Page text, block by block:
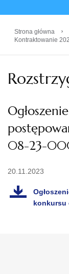
Strona główna ›
Kontraktowanie
08-23-
20.11.2023
konkursu